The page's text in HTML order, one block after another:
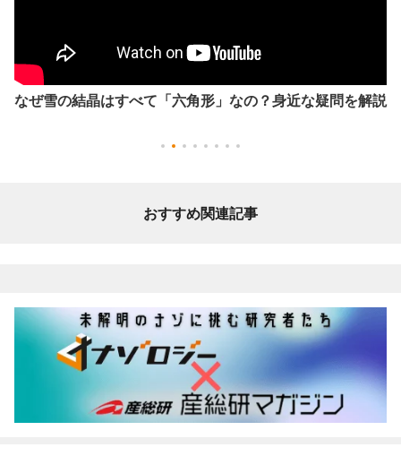
なぜ雪の結晶はすべて「六角形」なの？身近な疑問を解説
おすすめ関連記事